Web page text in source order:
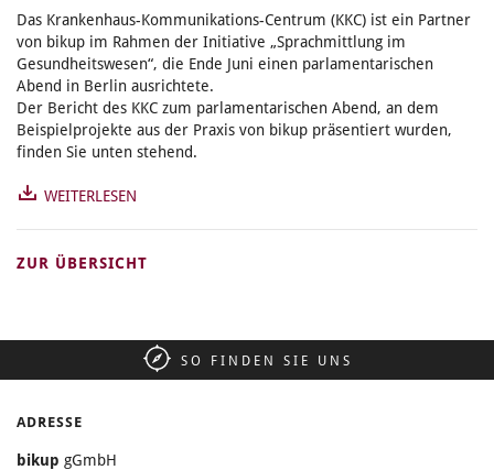
Das Krankenhaus-Kommunikations-Centrum (KKC) ist ein Partner
von bikup im Rahmen der Initiative „Sprachmittlung im
Gesundheitswesen“, die Ende Juni einen parlamentarischen
Abend in Berlin ausrichtete.
Der Bericht des KKC zum parlamentarischen Abend, an dem
Beispielprojekte aus der Praxis von bikup präsentiert wurden,
finden Sie unten stehend.
WEITERLESEN
ZUR ÜBERSICHT
SO FINDEN SIE UNS
ADRESSE
bikup gGmbH